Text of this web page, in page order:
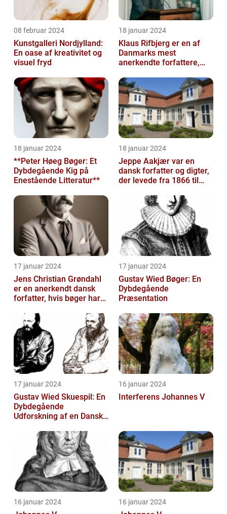
08 februar 2024
Kunstgalleri Nordjylland:
En oase af kreativitet og
visuel fryd
18 januar 2024
Klaus Rifbjerg er en af
Danmarks mest
anerkendte forfattere,
bøger og bidrag ti...
18 januar 2024
**Peter Høeg Bøger: Et
Dybdegående Kig på
Enestående Litteratur**
18 januar 2024
Jeppe Aakjær var en
dansk forfatter og digter,
der levede fra 1866 til
17 januar 2024
Jens Christian Grøndahl
er en anerkendt dansk
forfatter, hvis bøger har
å...
17 januar 2024
Gustav Wied Bøger: En
Dybdegående
Præsentation
17 januar 2024
Gustav Wied Skuespil: En
Dybdegående
Udforskning af en Dansk
16 januar 2024
Interferens Johannes V
16 januar 2024 16 januar 2024